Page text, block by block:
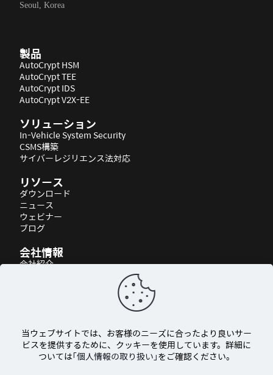
Seoul, Korea
製品
AutoCrypt HSM
AutoCrypt TEE
AutoCrypt IDS
AutoCrypt V2X-EE
ソリューション
In-Vehicle System Security
CSMS構築
サイバーレジリエンス法対応
リソース
ダウンロード
ニュース
ウェビナー
ブログ
会社情報
会社紹介
© 2026 AUTOCRYPT Co., Ltd. All rights reserved.
当ウェブサイトでは、お客様のニーズに合ったより良いサー
ビスを提供するために、クッキーを使用しています。詳細に
ついては「個人情報の取り扱い」をご確認ください。